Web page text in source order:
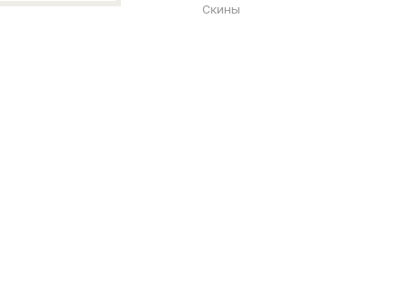
Скины